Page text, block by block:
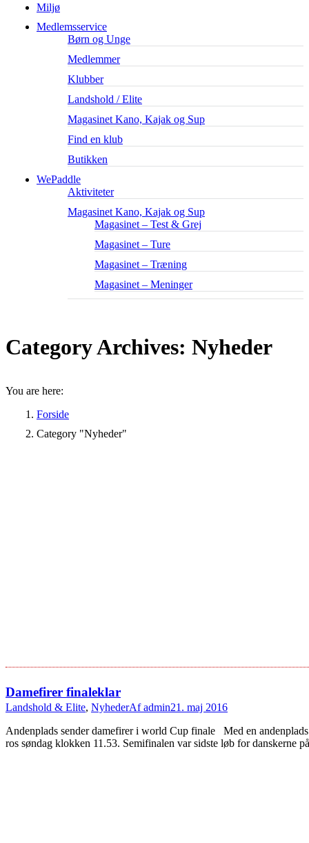
Miljø
Medlemsservice
Børn og Unge
Medlemmer
Klubber
Landshold / Elite
Magasinet Kano, Kajak og Sup
Find en klub
Butikken
WePaddle
Aktiviteter
Magasinet Kano, Kajak og Sup
Magasinet – Test & Grej
Magasinet – Ture
Magasinet – Træning
Magasinet – Meninger
Category Archives: Nyheder
You are here:
Forside
Category "Nyheder"
Damefirer finaleklar
Landshold & Elite, NyhederAfadmin21. maj 2016
Andenplads sender damefirer i world Cup finale Med en
ros søndag klokken 11.53. Semifinalen var sidste løb for danskerne